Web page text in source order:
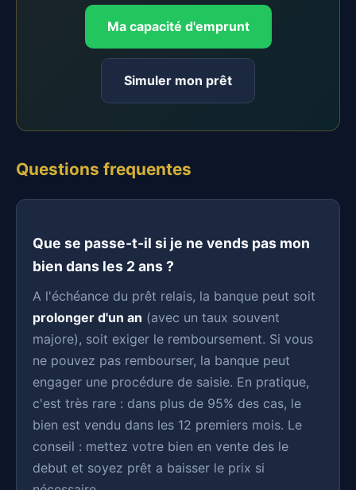
Ma capacité d'emprunt
Simuler mon prêt
Questions frequentes
Que se passe-t-il si je ne vends pas mon
bien dans les 2 ans ?
A l'échéance du prêt relais, la banque peut soit
prolonger d'un an (avec un taux souvent
majore), soit exiger le remboursement. Si vous
ne pouvez pas rembourser, la banque peut
engager une procédure de saisie. En pratique,
c'est très rare : dans plus de 95% des cas, le
bien est vendu dans les 12 premiers mois. Le
conseil : mettez votre bien en vente des le
debut et soyez prêt a baisser le prix si